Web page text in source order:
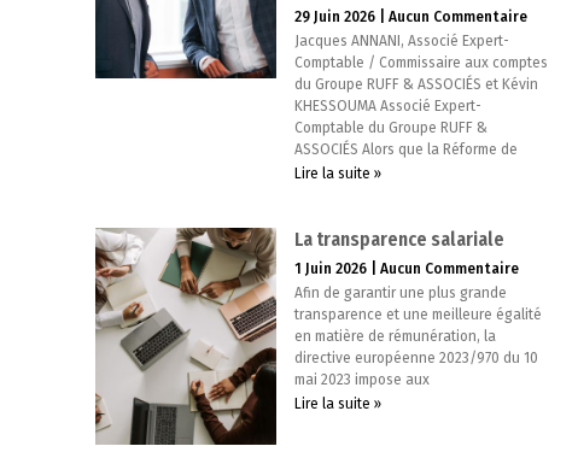
29 Juin 2026
Aucun Commentaire
Jacques ANNANI, Associé Expert-
Comptable / Commissaire aux comptes
du Groupe RUFF & ASSOCIÉS et Kévin
KHESSOUMA Associé Expert-
Comptable du Groupe RUFF &
ASSOCIÉS Alors que la Réforme de
Lire la suite »
La transparence salariale
1 Juin 2026
Aucun Commentaire
Afin de garantir une plus grande
transparence et une meilleure égalité
en matière de rémunération, la
directive européenne 2023/970 du 10
mai 2023 impose aux
Lire la suite »